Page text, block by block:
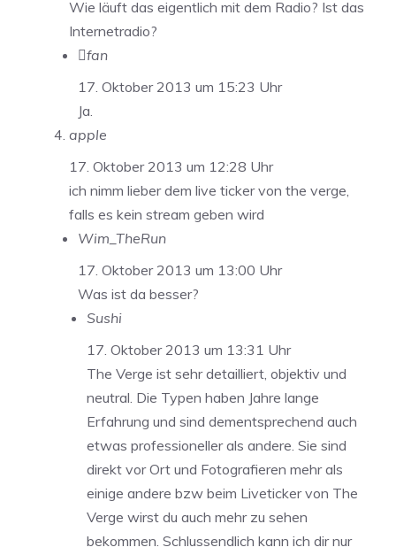
Wie läuft das eigentlich mit dem Radio? Ist das
Internetradio?
fan
17. Oktober 2013 um 15:23 Uhr
Ja.
apple
17. Oktober 2013 um 12:28 Uhr
ich nimm lieber dem live ticker von the verge,
falls es kein stream geben wird
Wim_TheRun
17. Oktober 2013 um 13:00 Uhr
Was ist da besser?
Sushi
17. Oktober 2013 um 13:31 Uhr
The Verge ist sehr detailliert, objektiv und
neutral. Die Typen haben Jahre lange
Erfahrung und sind dementsprechend auch
etwas professioneller als andere. Sie sind
direkt vor Ort und Fotografieren mehr als
einige andere bzw beim Liveticker von The
Verge wirst du auch mehr zu sehen
bekommen. Schlussendlich kann ich dir nur